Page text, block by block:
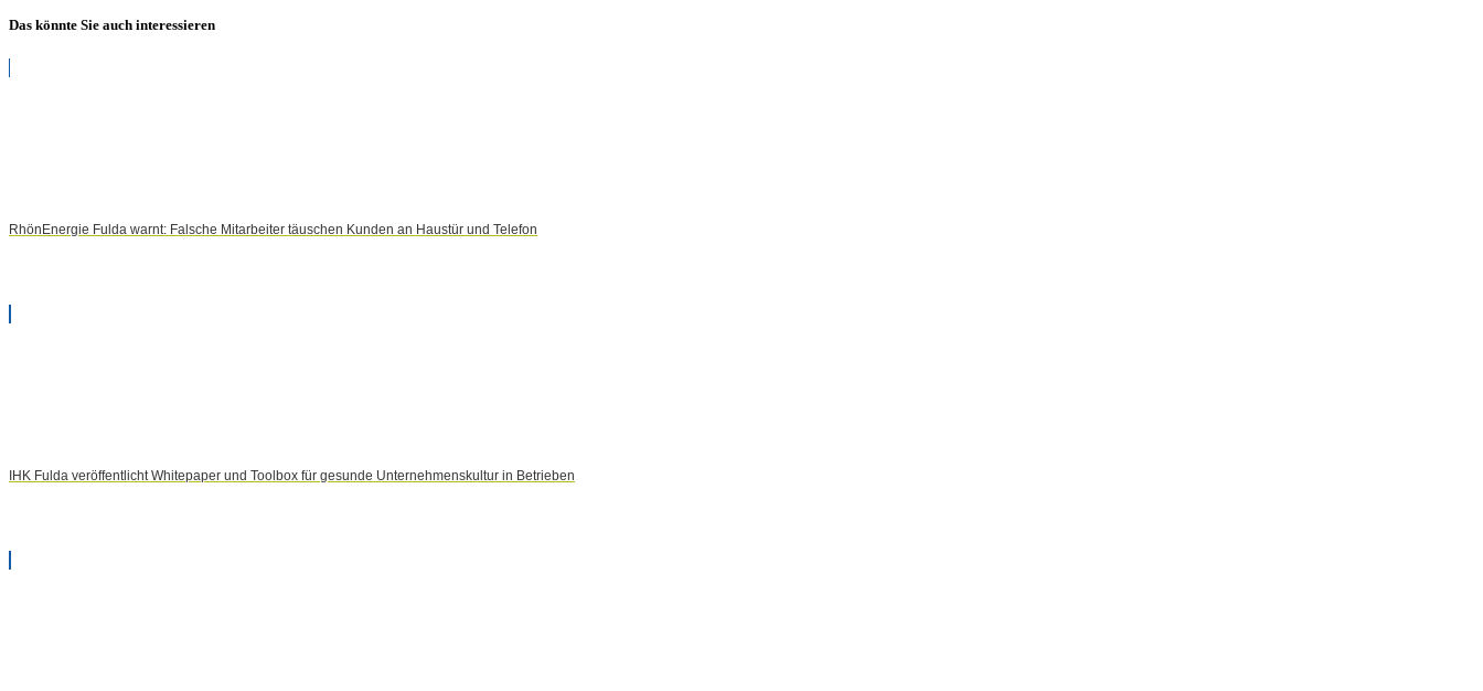
Das könnte Sie auch interessieren
RhönEnergie Fulda warnt: Falsche Mitarbeiter täuschen Kunden an Haustür und Telefon
IHK Fulda veröffentlicht Whitepaper und Toolbox für gesunde Unternehmenskultur in Betrieben